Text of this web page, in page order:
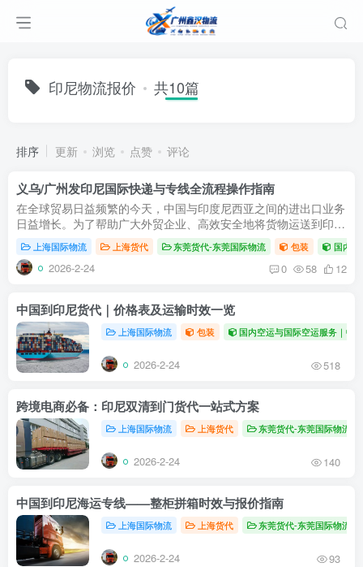
印尼物流报价 共10篇
排序 更新 浏览 点赞 评论
义乌/广州发印尼国际快递与专线全流程操作指南
在全球贸易日益频繁的今天，中国与印度尼西亚之间的进出口业务
日益增长。为了帮助广大外贸企业、高效安全地将货物运送到印
尼，选择一家专业的印度尼西亚货代至关重要。本文将为您全面解
析从中国...
上海国际物流 上海货代 东莞货代-东莞国际物流 包装 国内空
2026-2-24 0 58 12
中国到印尼货代｜价格表及运输时效一览
上海国际物流 包装 国内空运与国际空运服务｜中
2026-2-24 518
跨境电商必备：印尼双清到门货代一站式方案
上海国际物流 上海货代 东莞货代-东莞国际物流
2026-2-24 140
中国到印尼海运专线——整柜拼箱时效与报价指南
上海国际物流 上海货代 东莞货代-东莞国际物流
2026-2-24 93